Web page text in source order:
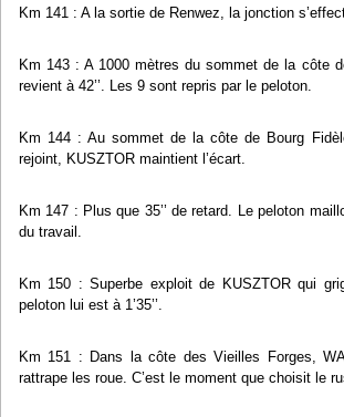
Km 141 : A la sortie de Renwez, la jonction
Km 143 : A 1000 mètres du sommet de la côte
revient à 42’’. Les 9 sont repris par le peloton.
Km 144 : Au sommet de la côte de Bourg
rejoint, KUSZTOR maintient l’écart.
Km 147 : Plus que 35’’ de retard. Le peloton
du travail.
Km 150 : Superbe exploit de KUSZTOR qui
peloton lui est à 1’35’’.
Km 151 : Dans la côte des Vieilles Forges,
rattrape les roue. C’est le moment que choisit le